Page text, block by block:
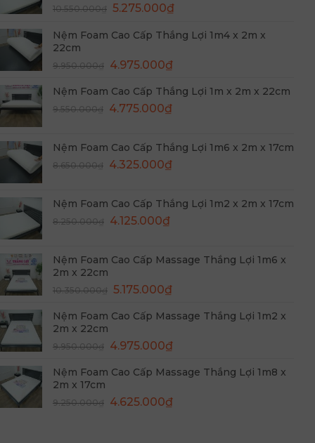
10.550.000₫ Giá
là:
5.275.000₫Giá
tại
Nệm Foam Cao Cấp Thắng Lợi 1m4 x 2m x
22cm
9.950.000₫ Giá
là:
9.950.000₫.
4.975.000₫Giá
tại
là:
Nệm Foam Cao Cấp Thắng Lợi 1m x 2m x 22cm
9.550.000₫ Giá
9.550.000₫.
4.775.000₫Giá
là:
4.775.000₫.
Nệm Foam Cao Cấp Thắng Lợi 1m6 x 2m x 17cm
8.650.000₫ Giá
8.650.000₫.
4.325.000₫Giá
là:
Nệm Foam Cao Cấp Thắng Lợi 1m2 x 2m x 17cm
8.250.000₫ Giá
8.250.000₫.
4.125.000₫Giá
là:
Nệm Foam Cao Cấp Massage Thắng Lợi 1m6 x
2m x 22cm
10.350.000₫ Giá
là:
5.175.000₫Giá
tại
5.175.000₫.
Nệm Foam Cao Cấp Massage Thắng Lợi 1m2 x
2m x 22cm
9.950.000₫ Giá
là:
4.975.000₫Giá
tại
4.975.000₫.
Nệm Foam Cao Cấp Massage Thắng Lợi 1m8 x
2m x 17cm
9.250.000₫ Giá
4.625.000₫Giá